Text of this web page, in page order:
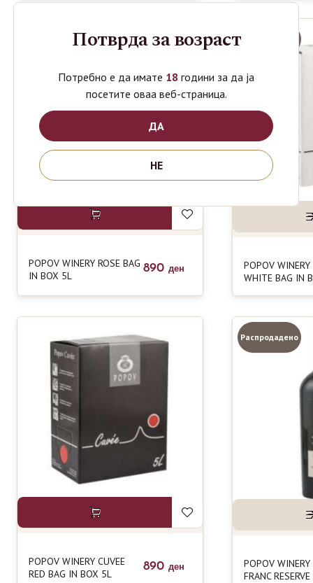
POPOV WINERY ROSE BAG
IN BOX 5L
890 ден
Распродадено
POPOV WINERY
WHITE BAG IN
POPOV WINERY CUVEE
RED BAG IN BOX 5L
890 ден
Распродадено
POPOV WINERY
FRANC
Потврда за возраст
Потребно е да имате 18 години за да ја
посетите оваа веб-страница.
ДА
НЕ